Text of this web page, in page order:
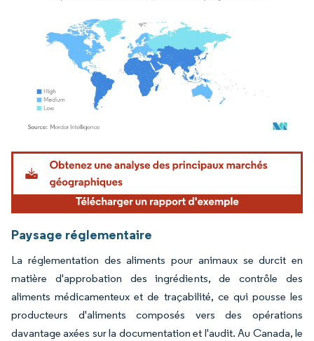
Image © Mordor Intelligence. La réutilisation nécessite une attribution sous CC BY
Paysage réglementaire
La réglementation des aliments pour animaux se durcit en
matière d'approbation des ingrédients, de contrôle des
aliments médicamenteux et de traçabilité, ce qui pousse les
producteurs d'aliments composés vers des opérations
davantage axées sur la documentation et l'audit. Au Canada, le